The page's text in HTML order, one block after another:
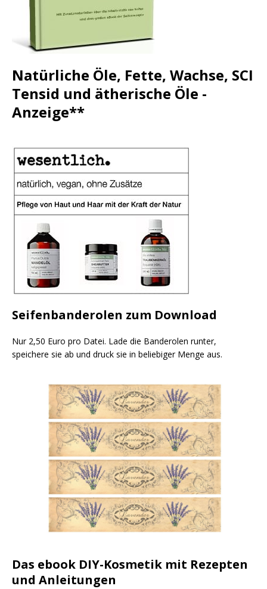
Natürliche Öle, Fette, Wachse, SCI
Tensid und ätherische Öle -
Anzeige**
Seifenbanderolen zum Download
Nur 2,50 Euro pro Datei. Lade die Banderolen runter,
speichere sie ab und druck sie in beliebiger Menge aus.
Das ebook DIY-Kosmetik mit Rezepten
und Anleitungen